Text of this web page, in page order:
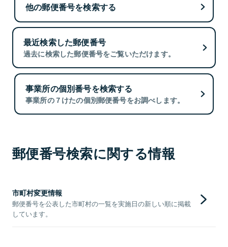
他の郵便番号を検索する
最近検索した郵便番号
過去に検索した郵便番号をご覧いただけます。
事業所の個別番号を検索する
事業所の７けたの個別郵便番号をお調べします。
郵便番号検索に関する情報
市町村変更情報
郵便番号を公表した市町村の一覧を実施日の新しい順に掲載
しています。